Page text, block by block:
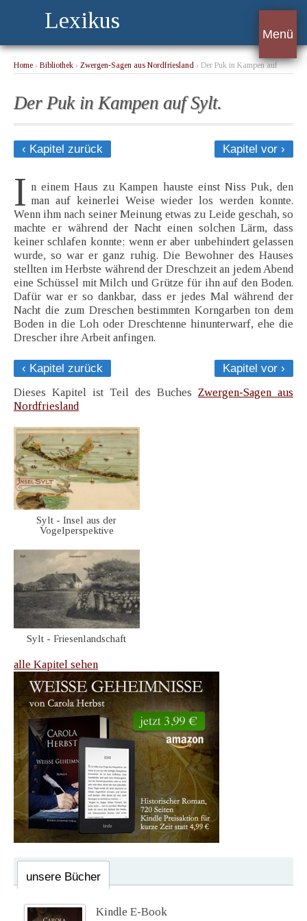
Lexikus
Menü
Home › Bibliothek › Zwergen-Sagen aus Nordfriesland › Der Puk in Kampen auf
Der Puk in Kampen auf Sylt.
‹ Kapitel zurück Kapitel vor ›
I n einem Haus zu Kampen hauste einst Niss Puk, den
man auf keinerlei Weise wieder los werden konnte.
Wenn ihm nach seiner Meinung etwas zu Leide geschah, so
machte er während der Nacht einen solchen Lärm, dass
keiner schlafen konnte; wenn er aber unbehindert gelassen
wurde, so war er ganz ruhig. Die Bewohner des Hauses
stellten im Herbste während der Dreschzeit an jedem Abend
eine Schüssel mit Milch und Grütze für ihn auf den Boden.
Dafür war er so dankbar, dass er jedes Mal während der
Nacht die zum Dreschen bestimmten Korngarben ton dem
Boden in die Loh oder Dreschtenne hinunterwarf, ehe die
Drescher ihre Arbeit anfingen.
‹ Kapitel zurück
Kapitel vor ›
Dieses Kapitel ist Teil des Buches Zwergen-Sagen aus
Nordfriesland
Sylt - Insel aus der
Vogelperspektive
Sylt - Friesenlandschaft
alle Kapitel sehen
unsere Bücher
Kindle E-Book